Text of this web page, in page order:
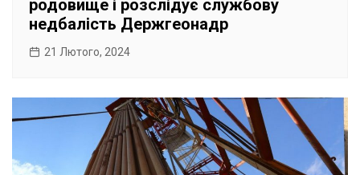
родовище і розслідує службову
недбалість Держгеонадр
21 Лютого, 2024